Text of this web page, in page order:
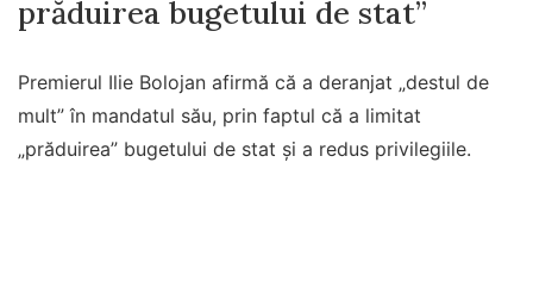
prăduirea bugetului de stat”
Premierul Ilie Bolojan afirmă că a deranjat „destul de
mult” în mandatul său, prin faptul că a limitat
„prăduirea” bugetului de stat şi a redus privilegiile.